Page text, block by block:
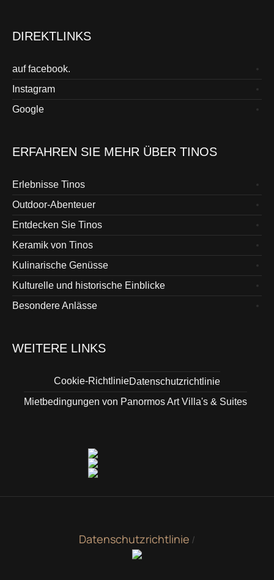
DIREKTLINKS
auf facebook.
Instagram
Google
ERFAHREN SIE MEHR ÜBER TINOS
Erlebnisse Tinos
Outdoor-Abenteuer
Entdecken Sie Tinos
Keramik von Tinos
Kulinarische Genüsse
Kulturelle und historische Einblicke
Besondere Anlässe
WEITERE LINKS
Cookie-RichtlinieDatenschutzrichtlinie
Mietbedingungen von Panormos Art Villa's & Suites
Datenschutzrichtlinie /